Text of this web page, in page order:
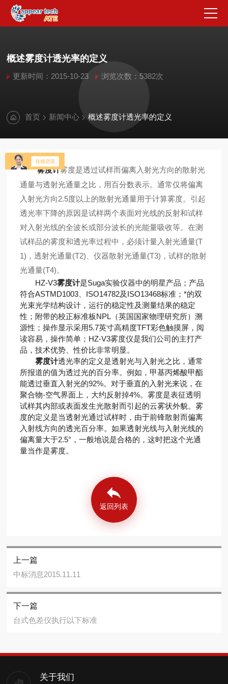
概述雾度计透光率的定义
更新时间：2015-10-23 浏览次数：5382次
首页 新闻中心 概述雾度计透光率的定义
雾度计雾度是透过试样而偏离入射光方向的散射光
通量与透射光通量之比，用百分数表示。通常仅将偏离
入射光方向2.5度以上的散射光通量用于计算雾度。引起
透光率下降的原因是试样两个表面对光线的反射和试样
对入射光线的全波长或部分波长的光能量吸收等。在测
试样品的雾度和透光率过程中，必须计量入射光通量(T
1)，透射光通量(T2)、仪器散射光通量(T3)，试样的散射
光通量(T4)。
HZ-V3雾度计是Suga实验仪器中的明星产品；产品
符合ASTMD1003、ISO14782及ISO13468标准；*的双
光束光学结构设计，运行的稳定性及测量结果的稳定
性；附带的校正标准板NPL（英国国家物理研究所）溯
源性；操作显示采用5.7英寸高精度TFT彩色触摸屏，阅
读容易，操作简单；HZ-V3雾度仪是我们公司的主打产
品，技术优势、性价比非常明显。
雾度计透光率的定义是透射光与入射光之比，通常
所报道的值为透过光的百分率。例如，甲基丙烯酸甲酯
能透过垂直入射光的92%。对于垂直的入射光来说，在
聚合物-空气界面上，大约反射掉4%。雾度是表征透明
试样其内部或表面发生光散射而引起的云雾状外貌。雾
度的定义是当透射光通过试样时，由于前锋散射而偏离
入射线方向的透光百分率。如果透射光线与入射光线的
偏离量大于2.5°，一般地说是合格的，这时把这个光通
量当作是雾度。
返回列表
上一篇
中标消息2015.11.11
下一篇
台式色差仪执行以下标准
关于我们